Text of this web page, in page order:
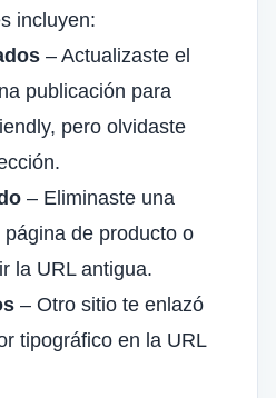
incluyen:
– Actualizaste el
publicación para
pero olvidaste
– Eliminaste una
de producto o
la URL antigua.
– Otro sitio te enlazó
tipográfico en la URL